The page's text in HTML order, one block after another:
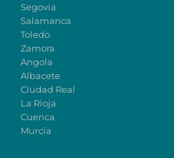
Segovia
Salamanca
Toledo
Zamora
Angola
Albacete
Ciudad Real
La Rioja
Cuenca
Murcia